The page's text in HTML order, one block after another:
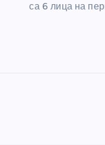
са 6 лица на